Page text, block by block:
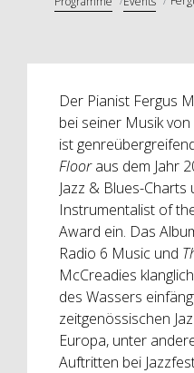
Der Pianist Fergus
bei seiner Musik
ist
Flooraus dem Jahr
Jazz & Blues-
Instrumentalist of
Award ein. Das
Radio 6 Music und
McCreadies
des Wassers
zeitgenössischen
Europa, unter
Auftritten bei